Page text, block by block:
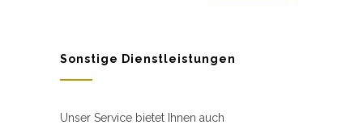
Sonstige Dienstleistungen
Unser Service bietet Ihnen auch